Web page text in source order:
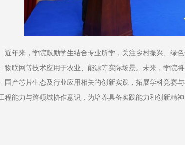
近年来，学院鼓励学生结合专业所学，关注乡村振兴、绿
物联网等技术应用于农业、能源等实际场景。未来，学院
国产芯片生态及行业应用相关的创新实践，拓展学科竞赛
程能力与跨领域协作意识，为培养具备实践能力和创新精神